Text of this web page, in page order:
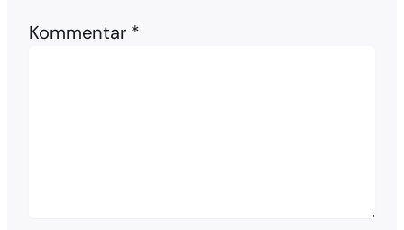
Kommentar *